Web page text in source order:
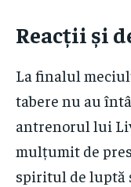
Reacții și
La finalul
tabere nu au
antrenorul lui
mulțumit de
spiritul de luptă